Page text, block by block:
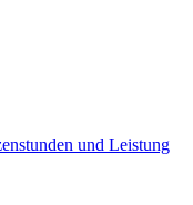
und Leistung